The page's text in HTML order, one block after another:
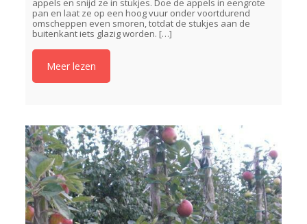
appels en snijd ze in stukjes. Doe de appels in eengrote
pan en laat ze op een hoog vuur onder voortdurend
omscheppen even smoren, totdat de stukjes aan de
buitenkant iets glazig worden. […]
Meer lezen